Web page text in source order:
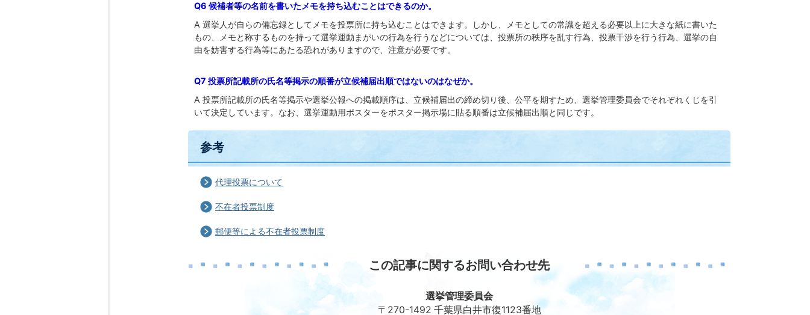
Q6 候補者等の名前を書いたメモを持ち込むことはできるのか。
A 選挙人が自らの備忘録としてメモを投票所に持ち込むことはできます。しかし、メモとしての常識を超える必要以上に大きな紙に書いた
もの、メモと称するものを持って選挙運動まがいの行為を行うなどについては、投票所の秩序を乱す行為、投票干渉を行う行為、選挙の自
由を妨害する行為等にあたる恐れがありますので、注意が必要です。
Q7 投票所記載所の氏名等掲示の順番が立候補届出順ではないのはなぜか。
A 投票所記載所の氏名等掲示や選挙公報への掲載順序は、立候補届出の締め切り後、公平を期すため、選挙管理委員会でそれぞれくじを引
いて決定しています。なお、選挙運動用ポスターをポスター掲示場に貼る順番は立候補届出順と同じです。
参考
代理投票について
不在者投票制度
郵便等による不在者投票制度
この記事に関するお問い合わせ先
選挙管理委員会
〒270-1492 千葉県白井市復1123番地